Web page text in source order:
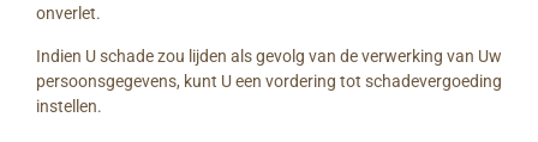
onverlet.
Indien U schade zou lijden als gevolg van de verwerking van Uw
persoonsgegevens, kunt U een vordering tot schadevergoeding
instellen.